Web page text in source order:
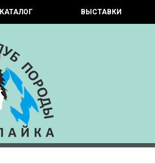
КАТАЛОГ ВЫСТАВКИ